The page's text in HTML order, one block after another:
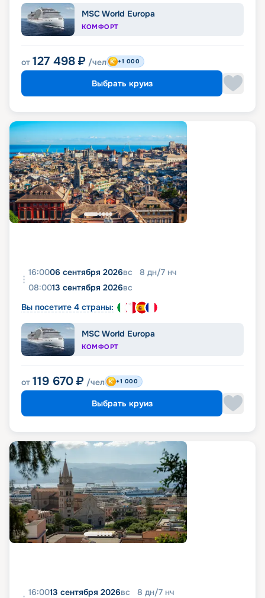
MSC World Europa
КОМФОРТ
от 127 498 ₽ /чел +1 000
Выбрать круиз
16:0006 сентября 2026вс 8 дн/7 нч
08:0013 сентября 2026вс
Вы посетите 4 страны:
MSC World Europa
КОМФОРТ
от 119 670 ₽ /чел +1 000
Выбрать круиз
16:0013 сентября 2026вс 8 дн/7 нч